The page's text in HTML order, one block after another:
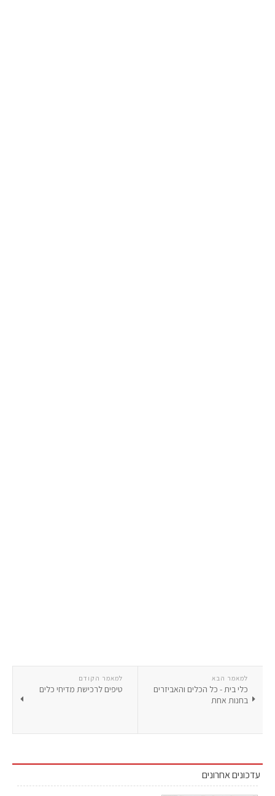
למאמר הקודם
טיפים לרכישת מדיחי כלים
למאמר הבא
כלי בית - כל הכלים והאביזרים
בחנות אחת
עדכונים אחרונים